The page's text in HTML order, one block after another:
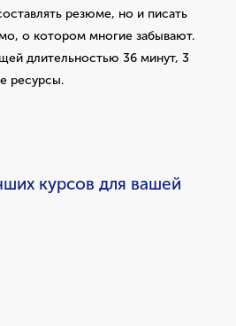
резюме, но и писать
о котором многие забывают.
длительностью 36 минут, 3
ресурсы.
курсов для вашей